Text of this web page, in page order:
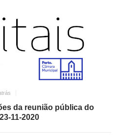
da reunião pública do
11-2020